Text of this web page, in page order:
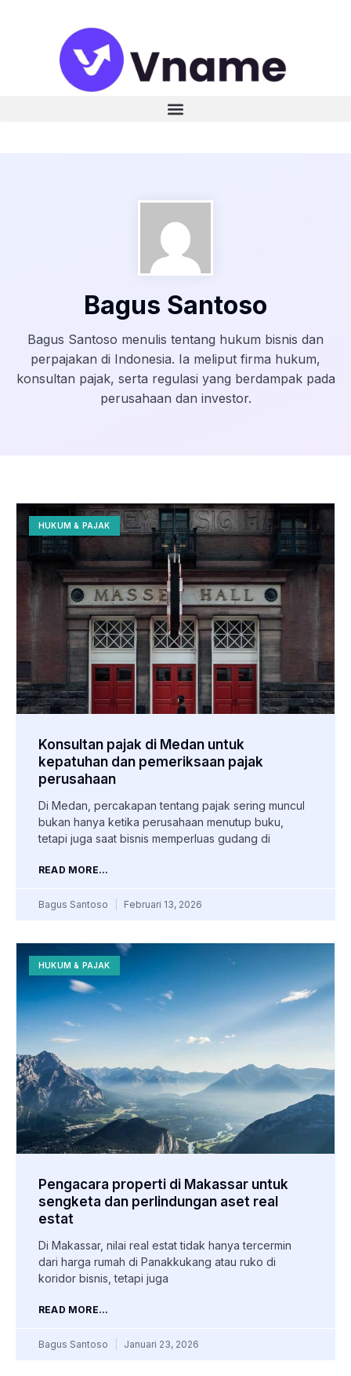
Bagus Santoso
Bagus Santoso menulis tentang hukum bisnis dan
perpajakan di Indonesia. Ia meliput firma hukum,
konsultan pajak, serta regulasi yang berdampak pada
perusahaan dan investor.
HUKUM & PAJAK
Konsultan pajak di Medan untuk
kepatuhan dan pemeriksaan pajak
perusahaan
Di Medan, percakapan tentang pajak sering muncul
bukan hanya ketika perusahaan menutup buku,
tetapi juga saat bisnis memperluas gudang di
READ MORE...
Bagus Santoso Februari 13, 2026
HUKUM & PAJAK
Pengacara properti di Makassar untuk
sengketa dan perlindungan aset real
estat
Di Makassar, nilai real estat tidak hanya tercermin
dari harga rumah di Panakkukang atau ruko di
koridor bisnis, tetapi juga
READ MORE...
Bagus Santoso Januari 23, 2026